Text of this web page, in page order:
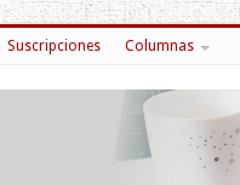
Suscripciones Columnas